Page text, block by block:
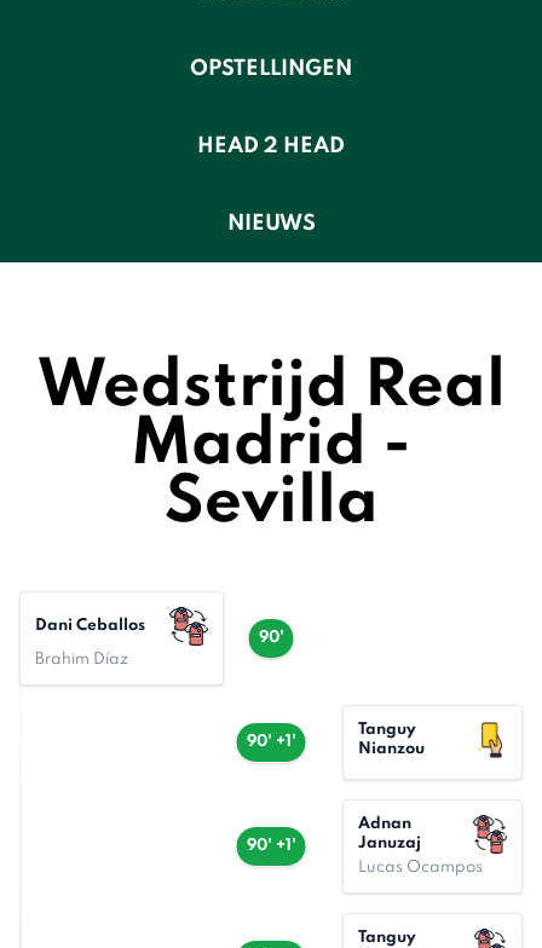
OPSTELLINGEN
HEAD 2 HEAD
NIEUWS
Wedstrijd Real
Madrid -
Sevilla
90'
Dani Ceballos
Brahim Díaz
90' +1'
Tanguy
Nianzou
90' +1'
Adnan
Januzaj
Lucas Ocampos
Tanguy